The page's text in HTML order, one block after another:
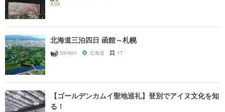
北海道三泊四日 函館～札幌
biri-ken 北海道 17
【ゴールデンカムイ聖地巡礼】登別でアイヌ文化を知
る！